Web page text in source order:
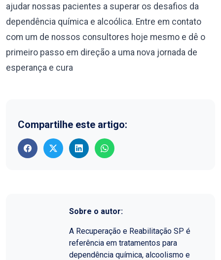
ajudar nossas pacientes a superar os desafios da
dependência química e alcoólica. Entre em contato
com um de nossos consultores hoje mesmo e dê o
primeiro passo em direção a uma nova jornada de
esperança e cura
Compartilhe este artigo:
Sobre o autor:
A Recuperação e Reabilitação SP é
referência em tratamentos para
dependência química, alcoolismo e